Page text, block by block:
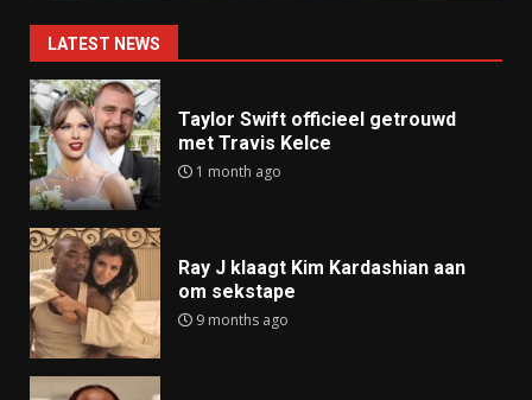
LATEST NEWS
Taylor Swift officieel getrouwd
met Travis Kelce
1 month ago
Ray J klaagt Kim Kardashian aan
om sekstape
9 months ago